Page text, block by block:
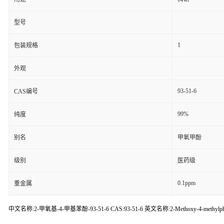
型号
包装规格 1
外观
CAS编号 93-51-6
纯度 99%
别名 甲氧甲酚
级别 医药级
重金属 0.1ppm
中文名称:2-甲氧基-4-甲基苯酚-93-51-6 CAS:93-51-6 英文名称:2-Methoxy-4-